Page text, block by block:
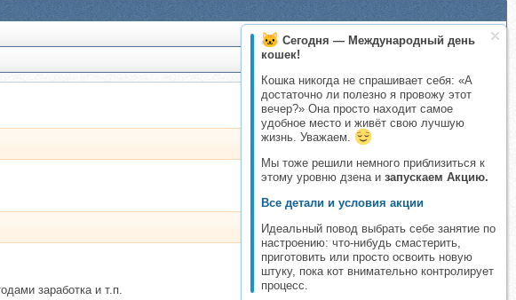
Сегодня — Международный день
кошек!
Кошка никогда не спрашивает себя: «А
достаточно ли полезно я провожу этот
вечер?» Она просто находит самое
удобное место и живёт свою лучшую
жизнь. Уважаем.
Мы тоже решили немного приблизиться к
этому уровню дзена и запускаем Акцию.
Все детали и условия акции
Идеальный повод выбрать себе занятие по
настроению: что-нибудь смастерить,
приготовить или просто освоить новую
штуку, пока кот внимательно контролирует
процесс.
заработка и т.п.